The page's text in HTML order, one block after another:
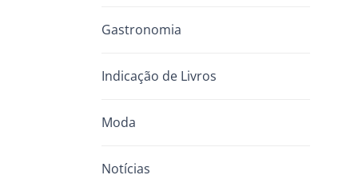
Gastronomia
Indicação de Livros
Moda
Notícias